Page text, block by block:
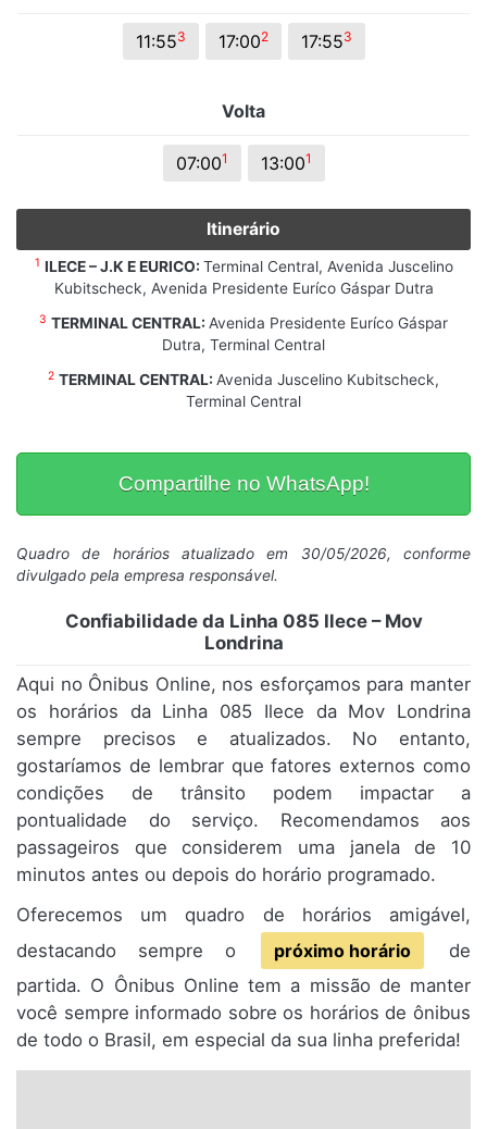
11:553 17:002 17:553
Volta
07:001 13:001
Itinerário
1 ILECE – J.K E EURICO: Terminal Central, Avenida Juscelino
Kubitscheck, Avenida Presidente Euríco Gáspar Dutra
3 TERMINAL CENTRAL: Avenida Presidente Euríco Gáspar
Dutra, Terminal Central
2 TERMINAL CENTRAL: Avenida Juscelino Kubitscheck,
Terminal Central
Compartilhe no WhatsApp!
Quadro de horários atualizado em 30/05/2026, conforme
divulgado pela empresa responsável.
Confiabilidade da Linha 085 Ilece – Mov
Londrina
Aqui no Ônibus Online, nos esforçamos para manter
os horários da Linha 085 Ilece da Mov Londrina
sempre precisos e atualizados. No entanto,
gostaríamos de lembrar que fatores externos como
condições de trânsito podem impactar a
pontualidade do serviço. Recomendamos aos
passageiros que considerem uma janela de 10
minutos antes ou depois do horário programado.
Oferecemos um quadro de horários amigável,
destacando sempre o
próximo horário
de
partida. O Ônibus Online tem a missão de manter
você sempre informado sobre os horários de ônibus
de todo o Brasil, em especial da sua linha preferida!